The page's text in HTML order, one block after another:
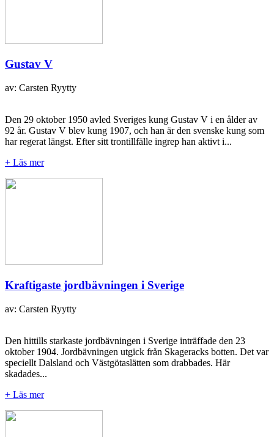
Gustav V
av: Carsten Ryytty
Den 29 oktober 1950 avled Sveriges kung Gustav V i en ålder av
92 år. Gustav V blev kung 1907, och han är den svenske kung som
har regerat längst. Efter sitt trontillfälle ingrep han aktivt i...
+ Läs mer
Kraftigaste jordbävningen i Sverige
av: Carsten Ryytty
Den hittills starkaste jordbävningen i Sverige inträffade den 23
oktober 1904. Jordbävningen utgick från Skageracks botten. Det var
speciellt Dalsland och Västgötaslätten som drabbades. Här
skadades...
+ Läs mer